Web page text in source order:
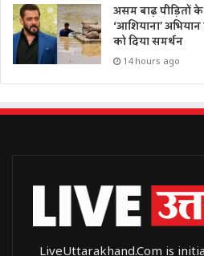
असम बाढ़
‘आशियाना’
को दिया समर्थन
14 hours ago
LiveUttarakhand.Com is